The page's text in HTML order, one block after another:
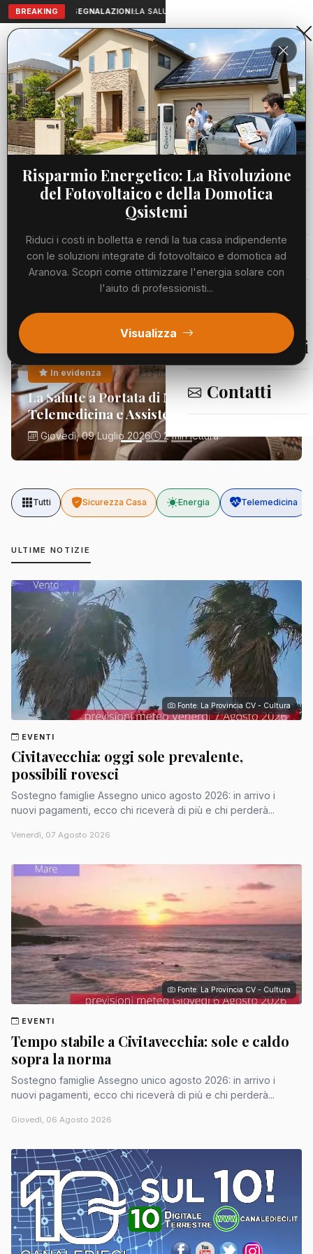
BREAKING SEGNALAZIONI:LA SALUTE A PORTATA DI MANO:
Aranova • NET
PORTALE UTILE AL TERRITORIO
Home
Cronaca
Viabilità
Meteo
Segnalazioni
Contatti
Risparmio Energetico: La Rivoluzione
del Fotovoltaico e della Domotica
Qsistemi
Riduci i costi in bolletta e rendi la tua casa indipendente
con le soluzioni integrate di fotovoltaico e domotica ad
Aranova. Scopri come ottimizzare l'energia solare con
l'aiuto di professionisti...
Visualizza
In evidenza Segnalazioni
La Salute a Portata di Mano:
Telemedicina e Assistenza Domiciliare
Giovedì, 09 Luglio 2026 2 min lettura
Tutti Sicurezza Casa Energia Telemedicina
ULTIME NOTIZIE
Fonte: La Provincia CV - Cultura
EVENTI
Civitavecchia: oggi sole prevalente,
possibili rovesci
Sostegno famiglie Assegno unico agosto 2026: in arrivo i
nuovi pagamenti, ecco chi riceverà di più e chi perderà...
Venerdì, 07 Agosto 2026
Fonte: La Provincia CV - Cultura
EVENTI
Tempo stabile a Civitavecchia: sole e caldo
sopra la norma
Sostegno famiglie Assegno unico agosto 2026: in arrivo i
nuovi pagamenti, ecco chi riceverà di più e chi perderà...
Giovedì, 06 Agosto 2026